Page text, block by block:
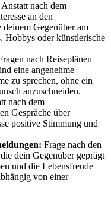
Anstatt nach dem
an den
Gegenüber am
Hobbys oder künstlerische
nach Reiseplänen
eine angenehme
zu sprechen, ohne ein
anzuschneiden.
nach dem
Gespräche über
positive Stimmung und
Frage nach den
dein Gegenüber geprägt
und die Lebensfreude
von einer